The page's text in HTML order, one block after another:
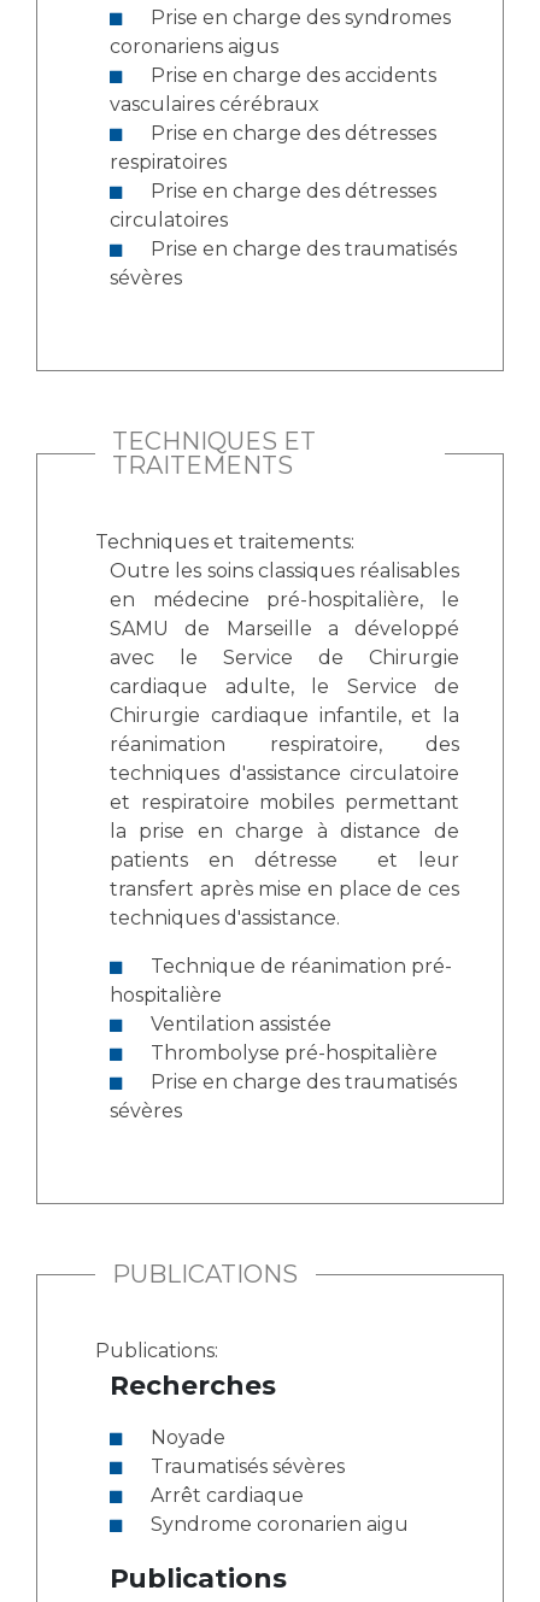
Qualité
Nos indicateurs qualité et de sécurité des soins
Protection des données
Documents utilesPrise en charge des syndromes
coronariens aigus
Prise en charge des accidents
vasculaires cérébraux
Prise en charge des détresses
respiratoires
Prise en charge des détresses
circulatoires
Prise en charge des traumatisés
sévères
TECHNIQUES ET
TRAITEMENTS
Techniques et traitements:
Outre les soins classiques réalisables
en médecine pré-hospitalière, le
SAMU de Marseille a développé
avec le Service de Chirurgie
cardiaque adulte, le Service de
Chirurgie cardiaque infantile, et la
réanimation respiratoire, des
techniques d'assistance circulatoire
et respiratoire mobiles permettant
la prise en charge à distance de
patients en détresse et leur
transfert après mise en place de ces
techniques d'assistance.
Technique de réanimation pré-
hospitalière
Ventilation assistée
Thrombolyse pré-hospitalière
Prise en charge des traumatisés
sévères
PUBLICATIONS
Publications:
Recherches
Noyade
Traumatisés sévères
Arrêt cardiaque
Syndrome coronarien aigu
Publications